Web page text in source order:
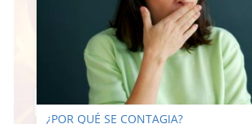
¿POR QUÉ SE CONTAGIA?